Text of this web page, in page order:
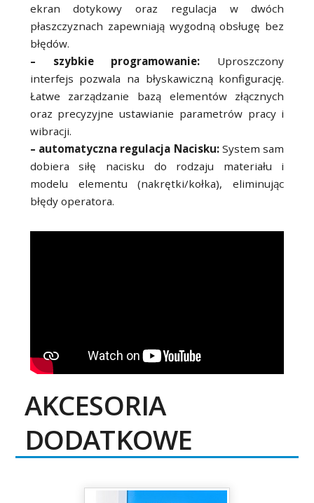
ekran dotykowy oraz regulacja w dwóch
płaszczyznach zapewniają wygodną obsługę bez
błędów.
– szybkie programowanie: Uproszczony
interfejs pozwala na błyskawiczną konfigurację.
Łatwe zarządzanie bazą elementów złącznych
oraz precyzyjne ustawianie parametrów pracy i
wibracji.
– automatyczna regulacja Nacisku:System sam
dobiera siłę nacisku do rodzaju materiału i
modelu elementu (nakrętki/kołka), eliminując
błędy operatora.
AKCESORIA
DODATKOWE